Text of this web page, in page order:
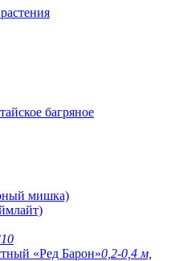
багряное
мишка)
«Ред Барон»0,2-0,4 м,